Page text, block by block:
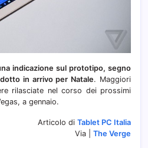
indicazione sul prototipo, segno
in arrivo per Natale. Maggiori
rilasciate nel corso dei prossimi
a gennaio.
Articolo di Tablet PC Italia
Via | The Verge